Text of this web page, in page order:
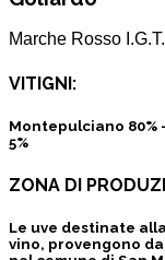
Marche Rosso I.G.T.
VITIGNI:
Montepulciano 80%
5%
ZONA DI
Le uve destinate
vino, provengono